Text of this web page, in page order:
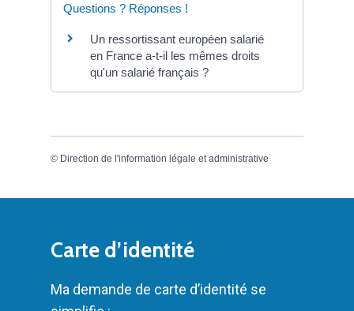
Questions ? Réponses !
Un ressortissant européen salarié
en France a-t-il les mêmes droits
qu'un salarié français ?
© Direction de l'information légale et administrative
Carte d’identité
Ma demande de carte d’identité se